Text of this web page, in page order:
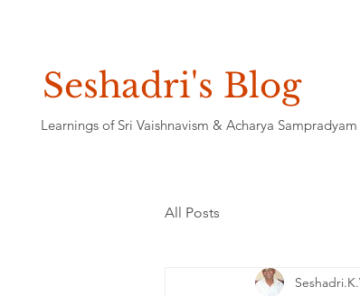
Seshadri's Blog
Learnings of Sri Vaishnavism & Acharya Sampradyam
All Posts